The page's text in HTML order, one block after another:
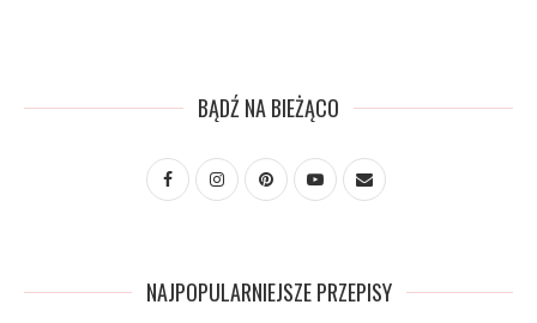
BĄDŹ NA BIEŻĄCO
NAJPOPULARNIEJSZE PRZEPISY